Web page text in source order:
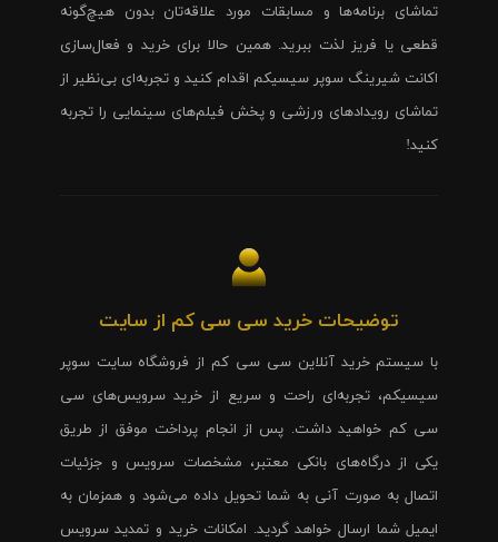
تماشای برنامه‌ها و مسابقات مورد علاقه‌تان بدون هیچ‌گونه
قطعی یا فریز لذت ببرید. همین حالا برای خرید و فعال‌سازی
اکانت شیرینگ سوپر سیسیکم اقدام کنید و تجربه‌ای بی‌نظیر از
تماشای رویدادهای ورزشی و پخش فیلم‌های سینمایی را تجربه
کنید!
توضیحات خرید سی سی کم از سایت
با سیستم خرید آنلاین سی سی کم از فروشگاه سایت سوپر
سیسیکم، تجربه‌ای راحت و سریع از خرید سرویس‌های سی
سی کم خواهید داشت. پس از انجام پرداخت موفق از طریق
یکی از درگاه‌های بانکی معتبر، مشخصات سرویس و جزئیات
اتصال به صورت آنی به شما تحویل داده می‌شود و همزمان به
ایمیل شما ارسال خواهد گردید. امکانات خرید و تمدید سرویس